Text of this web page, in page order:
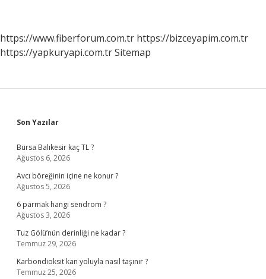
https://www.fiberforum.com.tr https://bizceyapim.com.tr
https://yapkuryapi.com.trSitemap
Sidebar
Son Yazılar
Bursa Balıkesir kaç TL ?
Ağustos 6, 2026
Avcı böreğinin içine ne konur ?
Ağustos 5, 2026
6 parmak hangi sendrom ?
Ağustos 3, 2026
Tuz Gölü’nün derinliği ne kadar ?
Temmuz 29, 2026
Karbondioksit kan yoluyla nasıl taşınır ?
Temmuz 25, 2026